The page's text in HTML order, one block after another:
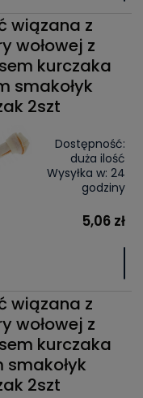
wiązana z
wołowej z
kurczaka
smakołyk
2szt
Dostępność:
duża ilość
Wysyłka w: 24
godziny
5,06 zł
wiązana z
wołowej z
kurczaka
smakołyk
2szt